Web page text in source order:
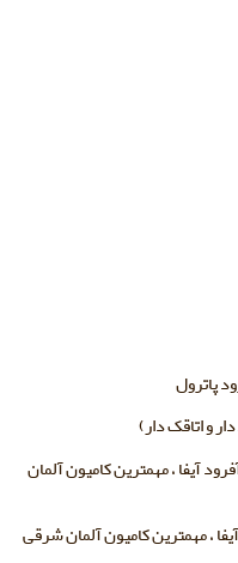
پاترول
و اتاقک دار)
آیفا ، مهمترین کامیون آلمان
، مهمترین کامیون آلمان شرقی